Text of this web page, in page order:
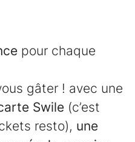
pour chaque
gâter ! avec une
Swile (c’est
resto), une